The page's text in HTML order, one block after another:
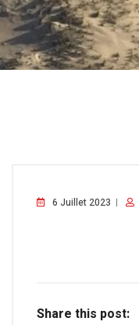
6 Juillet 2023
Share this post: